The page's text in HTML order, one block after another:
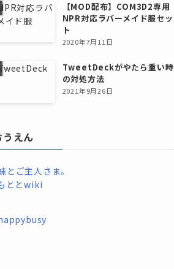
【MOD配布】COM3D2専用
NPR対応ラバーメイド服セッ
ト
2020年7月11日
TweetDeckがやたら重い時
の対処方法
2021年9月26日
うえん
ととwiki